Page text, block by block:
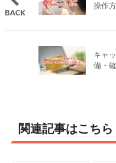
操作
キャ
備・
関連記事はこちら